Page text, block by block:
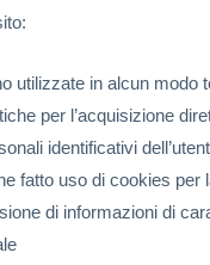
utilizzate in alcun modo
per l’acquisizione
identificativi
fatto uso di cookies per
di informazioni di